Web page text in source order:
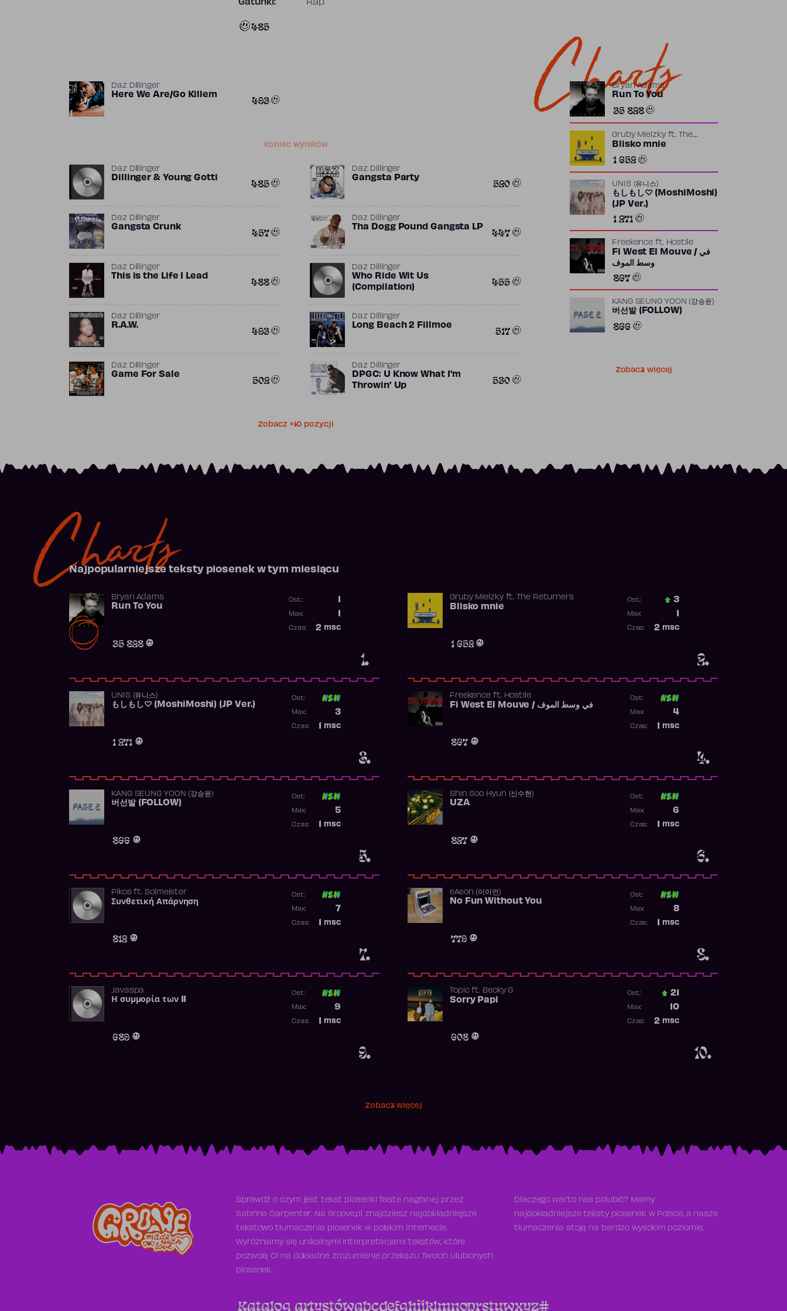
Gatunki: Rap
485
Daz Dillinger
Here We Are/Go Killem 493
Koniec wyników
Daz Dillinger
Dillinger & Young Gotti 485
Daz Dillinger
Gangsta Party 520
Daz Dillinger
Gangsta Crunk 457
Daz Dillinger
Tha Dogg Pound Gangsta LP 447
Daz Dillinger
This is the Life I Lead 488
Daz Dillinger
Who Ride Wit Us
(Compilation)
455
Daz Dillinger
R.A.W. 493
Daz Dillinger
Long Beach 2 Fillmoe 517
Daz Dillinger
Game For Sale 502
Daz Dillinger
DPGC: U Know What I'm
Throwin' Up
530
Zobacz +10 pozycji
Charts
Bryan Adams
Run To You
35 828
Gruby Mielzkyft.
The
Returners
Blisko mnie
1 652
UNIS (유니스)
もしもし♡ (MoshiMoshi)
(JP Ver.)
1 271
Freekence ft. Hostile
Fi West El Mouve / في
وسط الموف
867
KANG SEUNG YOON (강승윤)
버선발 (FOLLOW)
866
Zobacz więcej
Charts
Najpopularniejsze teksty piosenek w tym miesiącu
1.
Bryan Adams
Run To You
35 828
Ost.:
Max:
2 msc
Czas:
2.
Gruby Mielzkyft. The Returners
Blisko mnie
1 652
Ost.: 3
Max:
2 msc
Czas:
3.
UNIS (유니스)
もしもし♡ (MoshiMoshi) (JP Ver.)
1 271
Ost:
3
Max:
msc
Czas:
4.
Freekence ft. Hostile
Fi West El Mouve / في وسط الموف
867
Ost:
4
Max:
msc
Czas:
5.
KANG SEUNG YOON (강승윤)
버선발 (FOLLOW)
866
Ost:
5
Max:
msc
Czas:
6.
Shin Soo Hyun (신수현)
UZA
827
Ost:
6
Max:
msc
Czas:
7.
Pikosft. Solmeister
Συνθετική Απάρνηση
812
Ost:
7
Max:
msc
Czas:
8.
​eAeon (이이언)
No Fun Without You
779
Ost:
8
Max:
msc
Czas:
9.
Javaspa
Η συμμορία των 11
689
Ost:
9
Max:
msc
Czas:
10.
Topicft. Becky G
Sorry Papi
608
Ost.: 21
10
Max:
2 msc
Czas:
Zobacz więcej
Sprawdź o czym jest tekst piosenki Taste nagranej przez
Sabrina Carpenter. Na Groove.pl znajdziesz najdokładniejsze
tekstowo tłumaczenia piosenek w polskim Internecie.
Wyróżniamy się unikalnymi interpretacjami tekstów, które
pozwolą Ci na dokładne zrozumienie przekazu Twoich ulubionych
piosenek.
Dlaczego warto nas polubić? Mamy
najdokładniejsze teksty piosenek w Polsce, a nasze
tłumaczenia stoją na bardzo wysokim poziomie.
Katalog artystówabcdefghijklmnoprstuwxyz#